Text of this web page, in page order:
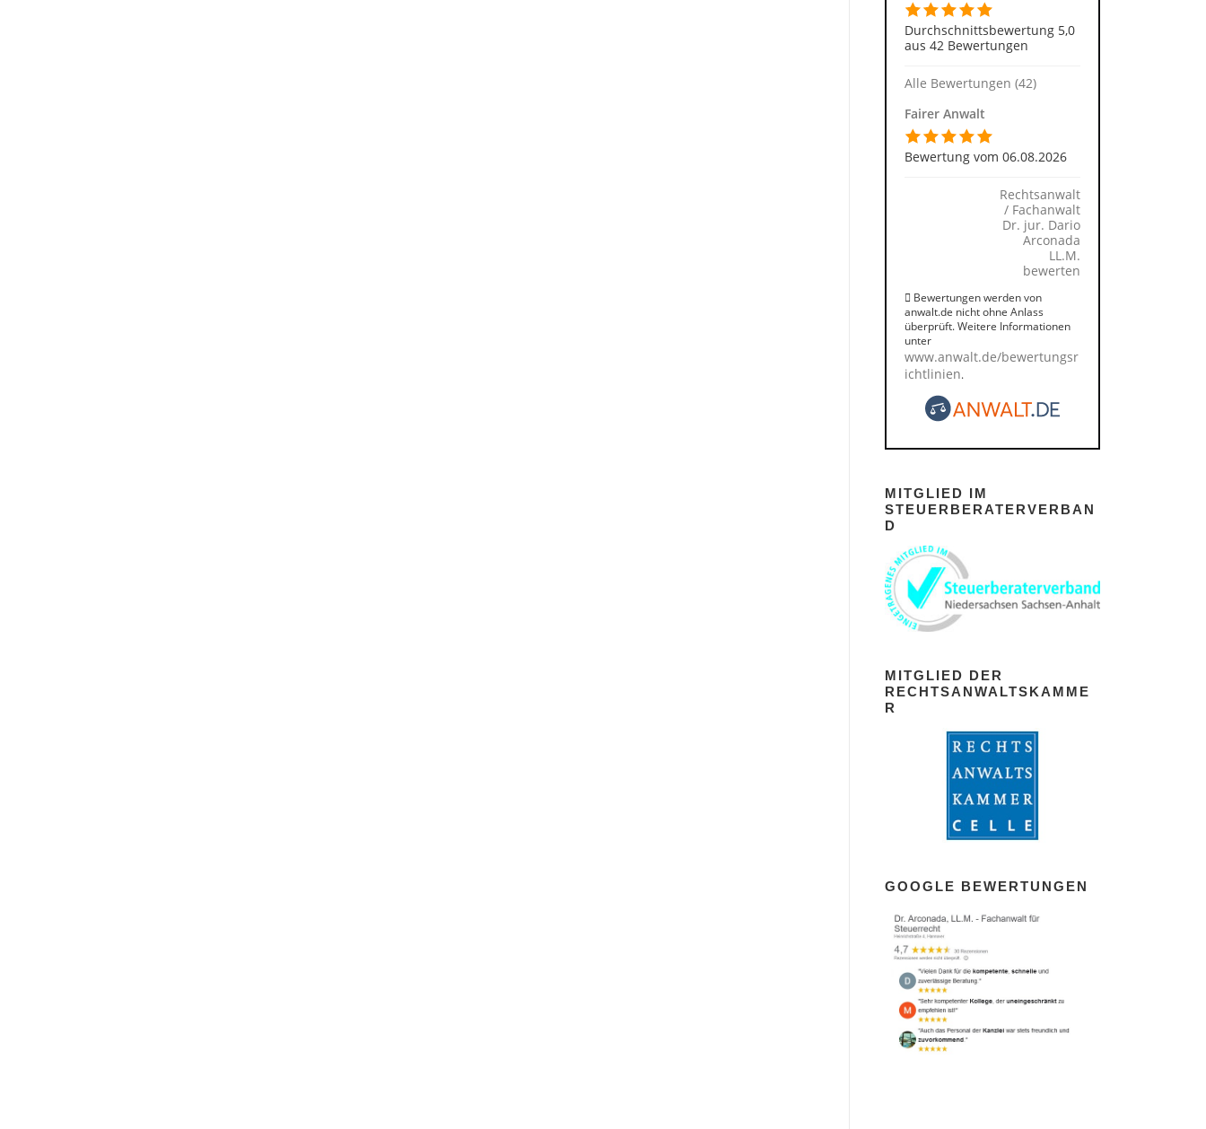
Durchschnittsbewertung 5,0
aus 42 Bewertungen
Alle Bewertungen (42)
Fairer Anwalt
Bewertung vom 06.08.2026
Rechtsanwalt
/ Fachanwalt
Dr. jur. Dario
Arconada
LL.M.
bewerten
Bewertungen werden von
anwalt.de nicht ohne Anlass
überprüft. Weitere Informationen
unter
www.anwalt.de/bewertungsr
ichtlinien.
MITGLIED IM
STEUERBERATERVERBAN
D
MITGLIED DER
RECHTSANWALTSKAMME
R
GOOGLE BEWERTUNGEN